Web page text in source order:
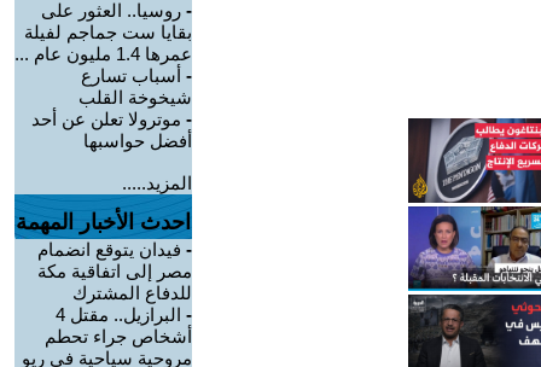
- روسيا.. العثور على
بقايا ست جماجم لفيلة
عمرها 1.4 مليون عام ...
- أسباب تسارع
شيخوخة القلب
- موترولا تعلن عن أحد
أفضل حواسبها
المزيد.....
احدث الأخبار المهمة
- فيدان يتوقع انضمام
مصر إلى اتفاقية مكة
للدفاع المشترك
-
البرازيل.. مقتل 4
أشخاص جراء تحطم
مروحية سياحية في ريو